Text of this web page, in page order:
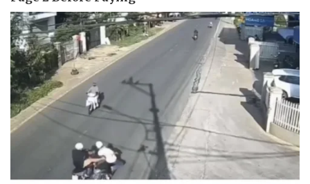
Pháp luật
Vụ án
Tin nóng
Tư vấn luật
Quân sự - Quốc phòng
Vũ khí
Việt Nam
Phân tích